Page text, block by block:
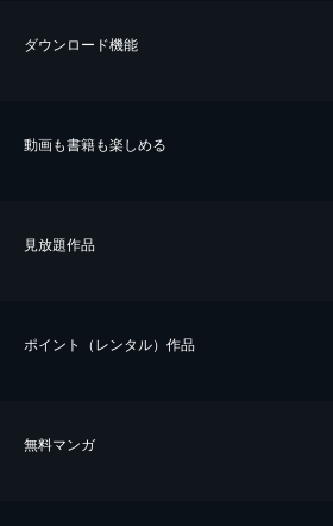
ダウンロード機能
動画も書籍も楽しめる
⾒放題作品
ポイント（レンタル）作品
無料マンガ